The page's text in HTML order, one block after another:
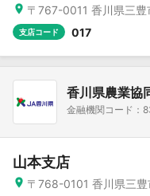
〒767-0011 香川県三
支店コード 017
香川県農業協
金融機関コード：
山本支店
〒768-0101 香川県三